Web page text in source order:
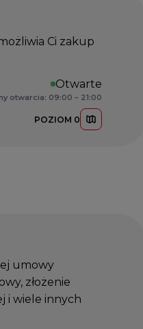
Ci zakup
Otwarte
otwarcia: 09:00 – 21:00
POZIOM 0
umowy
złożenie
i wiele innych